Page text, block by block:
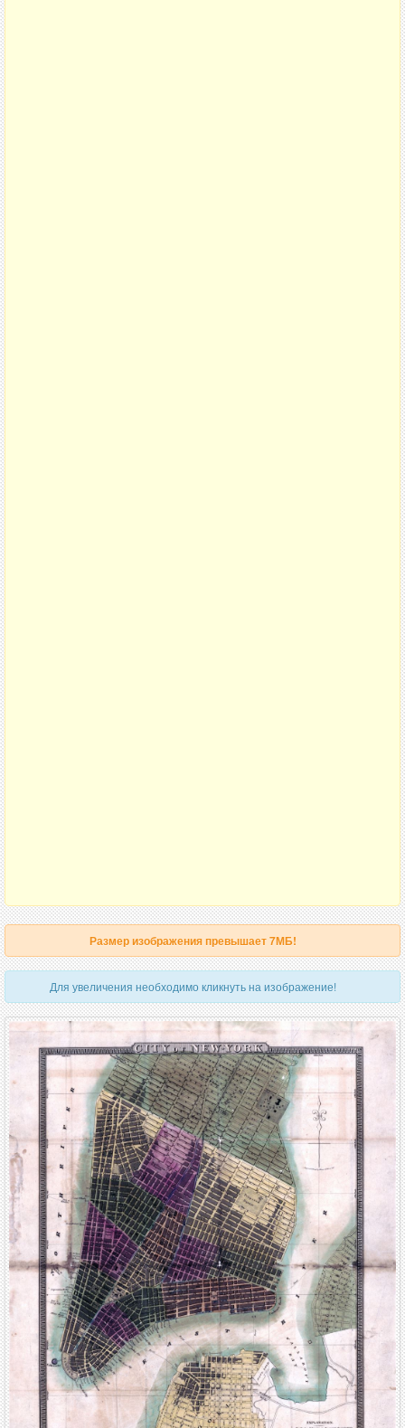
Размер изображения превышает 7МБ!
Для увеличения необходимо кликнуть на изображение!